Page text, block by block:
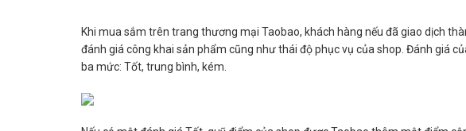
Khi mua sắm trên trang thương mại Taobao, khách hàng nếu đã giao dịch
đánh giá công khai sản phẩm cũng như thái độ phục vụ của shop. Đánh giá
ba mức: Tốt, trung bình, kém.